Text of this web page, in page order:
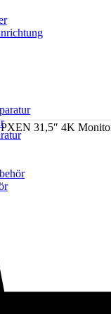
31,5″ 4K